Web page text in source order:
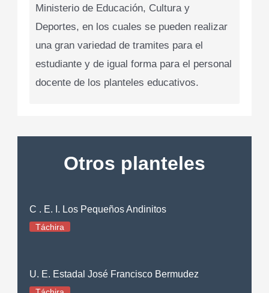
Ministerio de Educación, Cultura y
Deportes, en los cuales se pueden realizar
una gran variedad de tramites para el
estudiante y de igual forma para el personal
docente de los planteles educativos.
Otros planteles
C . E. I. Los Pequeños Andinitos
Táchira
U. E. Estadal José Francisco Bermudez